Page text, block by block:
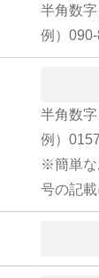
半角数字
例）
半角数字
例）
※簡単な
号の記